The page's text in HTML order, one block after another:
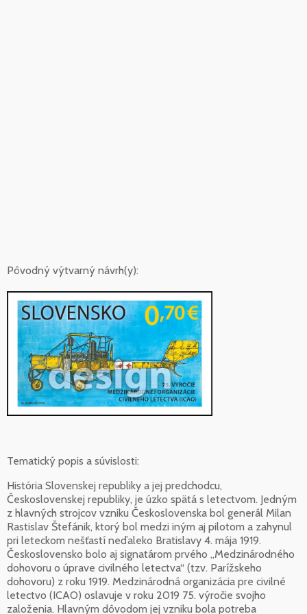
Pôvodný výtvarný návrh(y):
Tematický popis a súvislosti:
História Slovenskej republiky a jej predchodcu,
Československej republiky, je úzko spätá s letectvom. Jedným
z hlavných strojcov vzniku Československa bol generál Milan
Rastislav Štefánik, ktorý bol medzi iným aj pilotom a zahynul
pri leteckom nešťastí neďaleko Bratislavy 4. mája 1919.
Československo bolo aj signatárom prvého „Medzinárodného
dohovoru o úprave civilného letectva“ (tzv. Parížskeho
dohovoru) z roku 1919. Medzinárodná organizácia pre civilné
letectvo (ICAO) oslavuje v roku 2019 75. výročie svojho
založenia. Hlavným dôvodom jej vzniku bola potreba